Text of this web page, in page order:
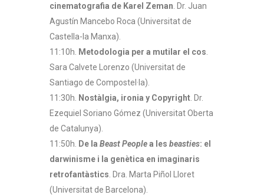
cinematografia de Karel Zeman . Dr. Juan
Agustín Mancebo Roca (Universitat de
Castella-la Manxa).
11:10h. Metodologia per a mutilar el cos
Sara Calvete Lorenzo (Universitat de
Santiago de Compostel·la).
11:30h. Nostàlgia, ironia y Copyright . Dr.
Ezequiel Soriano Gómez (Universitat Oberta
de Catalunya).
11:50h. De la Beast Peoplea les beasties: el
darwinisme i la genètica en imaginaris
retrofantàstics . Dra. Marta Piñol Lloret
(Universitat de Barcelona).